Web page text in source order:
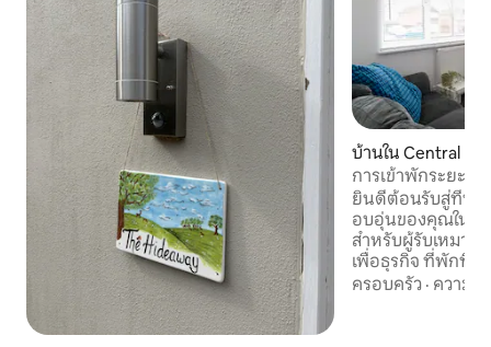
บ้านใน Central
การเข้าพักระยะย
ครอบครัว | ผู้รับเห
ยินดีต้อนรับสู่ที่พัก
อบอุ่นของคุณในเล
สำหรับผู้รับเหมา
เพื่อธุรกิจ ที่พักที่ส
พักได้สูงสุด 5 คนแ
ครอบครัว · ความคุ้